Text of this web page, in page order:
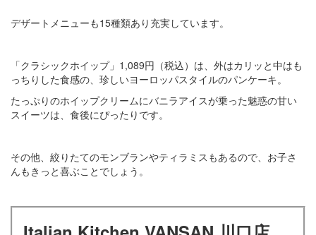
デザートメニューも15種類あり充実しています。
「クラシックホイップ」1,089円（税込）は、外はカリッと中はも
っちりした食感の、珍しいヨーロッパスタイルのパンケーキ。
たっぷりのホイップクリームにバニラアイスが乗った魅惑の甘い
スイーツは、食後にぴったりです。
その他、絞りたてのモンブランやティラミスもあるので、お子さ
んもきっと喜ぶことでしょう。